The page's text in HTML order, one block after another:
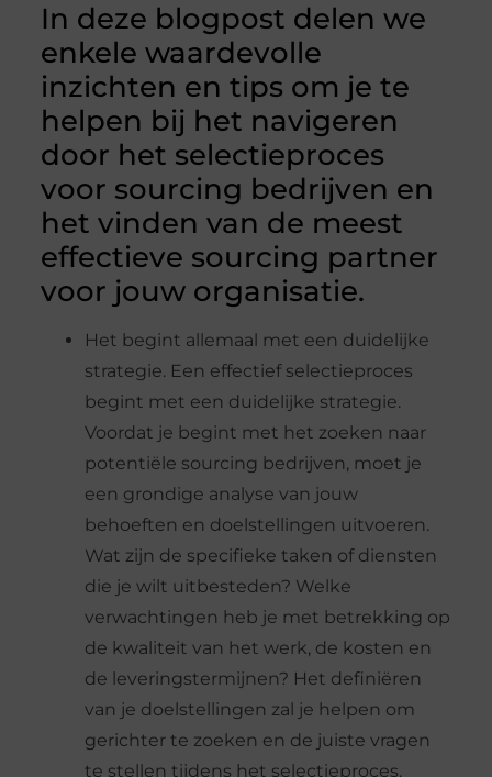
In deze blogpost delen we
enkele waardevolle
inzichten en tips om je te
helpen bij het navigeren
door het selectieproces
voor sourcing bedrijven en
het vinden van de meest
effectieve sourcing partner
voor jouw organisatie.
Het begint allemaal met een duidelijke
strategie. Een effectief selectieproces
begint met een duidelijke strategie.
Voordat je begint met het zoeken naar
potentiële sourcing bedrijven, moet je
een grondige analyse van jouw
behoeften en doelstellingen uitvoeren.
Wat zijn de specifieke taken of diensten
die je wilt uitbesteden? Welke
verwachtingen heb je met betrekking op
de kwaliteit van het werk, de kosten en
de leveringstermijnen? Het definiëren
van je doelstellingen zal je helpen om
gerichter te zoeken en de juiste vragen
te stellen tijdens het selectieproces.